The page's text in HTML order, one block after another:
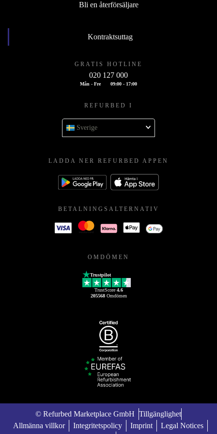
Bli en återförsäljare
Kontraktsuttag
GRATIS HOTLINE
020 127 000
Mån - Fre 09:00 - 17:00
REFURBED I
Sverige
LADDA NER REFURBED APPEN
BETALNINGSALTERNATIV
OMDÖMEN
Trustpilot
TrustScore 4.6
205568Omdömen
© Refurbed Marketplace GmbH Tillgänglighet
Allmänna villkor
Integritetspolicy Imprint
Legal Notices